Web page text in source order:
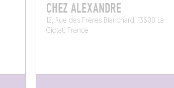
CHEZ ALEXANDRE
12, Rue des Frères Blanchard, 13600 La
Ciotat, France